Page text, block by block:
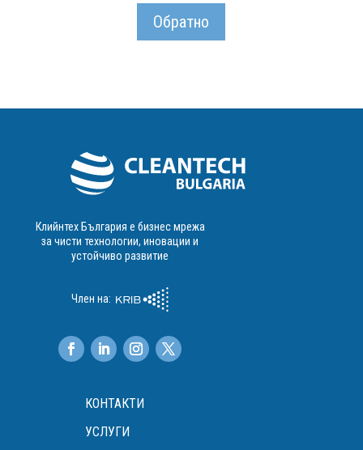
Обратно
Клийнтех България е бизнес мрежа
за чисти технологии, иновации и
устойчиво развитие
Член на:
КОНТАКТИ
УСЛУГИ